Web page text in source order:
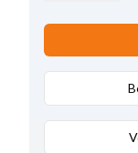
Aantal
Toegepast op
Relaiskap: